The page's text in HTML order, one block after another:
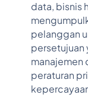
data, bisnis
pelanggan
persetujuan
manajemen
peraturan